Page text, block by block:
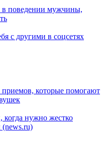
поведении мужчины,
с другими в соцсетях
которые помогают
когда нужно жестко
(news.ru)